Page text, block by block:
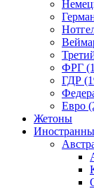
ФРГ
ГДР
Евро
Жетоны